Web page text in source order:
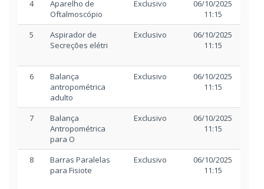
4
Aparelho de
Oftalmoscópio
Exclusivo
06/10/2025
11:15
5
Aspirador de
Secreções elétri
Exclusivo
06/10/2025
11:15
6
Balança
antropométrica
adulto
Exclusivo
06/10/2025
11:15
7
Balança
Antropométrica
para O
Exclusivo
06/10/2025
11:15
8
Barras Paralelas
para Fisiote
Exclusivo
06/10/2025
11:15